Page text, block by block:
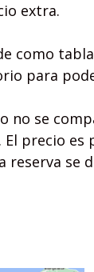
extra.
como
para
no se
precio
reserva se